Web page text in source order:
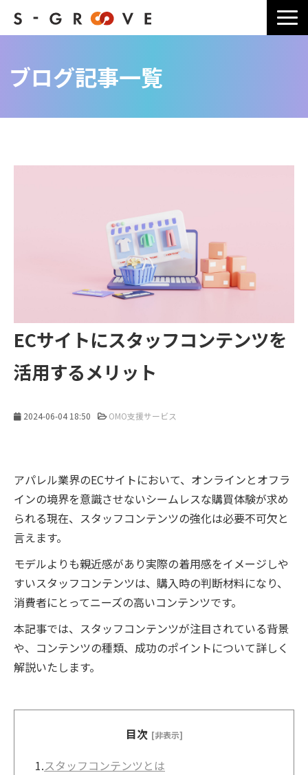
選ばれる理由
ブログ記事一覧
ECサイトにスタッフコンテンツを
活用するメリット
2024-06-04 18:50 OMO支援サービス
アパレル業界のECサイトにおいて、オンラインとオフラ
インの境界を意識させないシームレスな購買体験が求め
られる現在、スタッフコンテンツの強化は必要不可欠と
言えます。
モデルよりも親近感があり実際の着用感をイメージしや
すいスタッフコンテンツは、購入時の判断材料になり、
消費者にとってニーズの高いコンテンツです。
本記事では、スタッフコンテンツが注目されている背景
や、コンテンツの種類、成功のポイントについて詳しく
解説いたします。
目次 [非表示]
1.スタッフコンテンツとは